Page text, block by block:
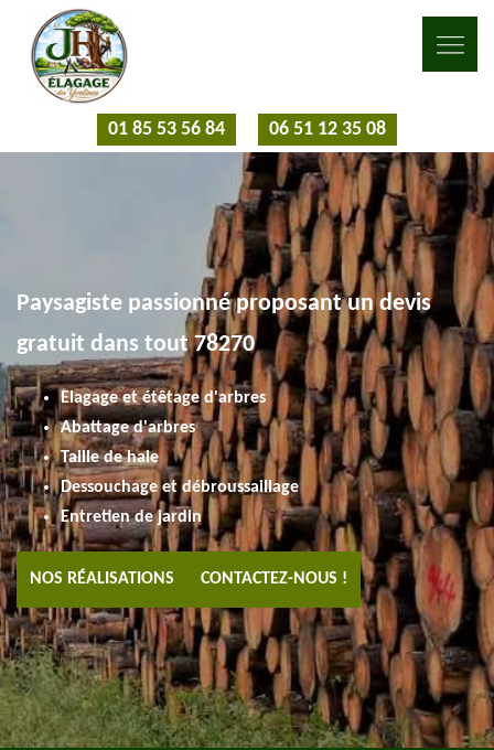
01 85 53 56 84 06 51 12 35 08
Paysagiste passionné proposant un devis
gratuit dans tout 78270
Elagage et étêtage d'arbres
Abattage d'arbres
Taille de haie
Dessouchage et débroussaillage
Entretien de jardin
NOS RÉALISATIONS CONTACTEZ-NOUS !